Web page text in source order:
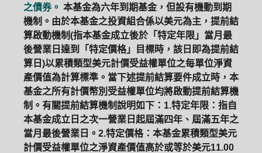
之債券。 本基金為六年到期基金，但設有機動到期
機制。由於本基金之投資組合係以美元為主，提前結
算啟動機制(指本基金成立後於「特定年限」當月最
後營業日達到「特定價格」目標時，該日即為提前結
算日)以累積類型美元計價受益權單位之每單位淨資
產價值為計算標準。當下述提前結算要件成立時，本
基金之所有計價幣別受益權單位均將啟動提前結算機
制。有關提前結算機制說明如下：1.特定年限：指自
本基金成立日之次一營業日起屆滿四年、屆滿五年之
當月最後營業日。2.特定價格：本基金累積類型美元
計價受益權單位之淨資產價值高於或等於美元11.00